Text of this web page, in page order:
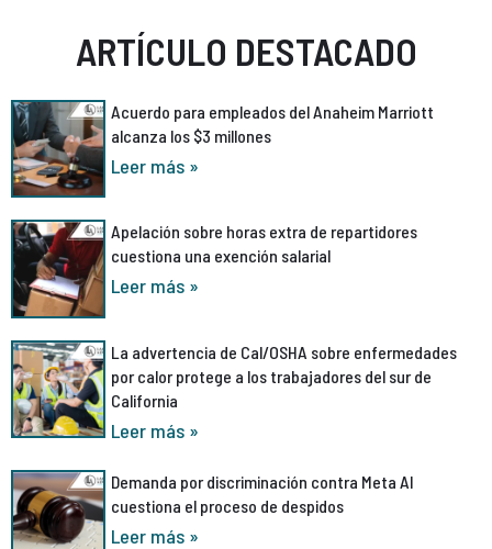
ARTÍCULO DESTACADO
Acuerdo para empleados del Anaheim Marriott
alcanza los $3 millones
Leer más »
Apelación sobre horas extra de repartidores
cuestiona una exención salarial
Leer más »
La advertencia de Cal/OSHA sobre enfermedades
por calor protege a los trabajadores del sur de
California
Leer más »
Demanda por discriminación contra Meta AI
cuestiona el proceso de despidos
Leer más »